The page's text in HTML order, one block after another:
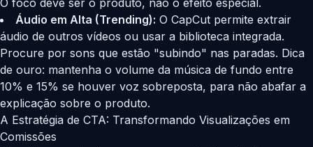
O foco deve ser o produto, não o efeito especial.
Áudio em Alta (Trending): O CapCut permite extrair
áudio de outros vídeos ou usar a biblioteca integrada.
Procure por sons que estão "subindo" nas paradas. Dica
de ouro: mantenha o volume da música de fundo entre
10% e 15% se houver voz sobreposta, para não abafar a
explicação sobre o produto.
A Estratégia de CTA: Transformando Visualizações em
Comissões